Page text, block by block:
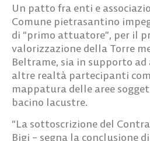
Un patto fra enti e
Comune pietrasantino
di “primo attuatore”, per il
valorizzazione della Torre
Beltrame, sia in supporto ad
altre realtà partecipanti
mappatura delle aree
bacino lacustre.
“La sottoscrizione del
Bigi – segna la conclusione